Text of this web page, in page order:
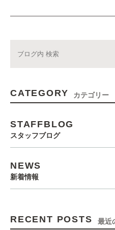
CATEGORY カテゴリー
STAFFBLOG
スタッフブログ
NEWS
新着情報
RECENT POSTS 最近